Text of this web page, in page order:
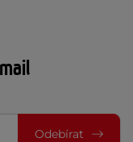
Odebírat